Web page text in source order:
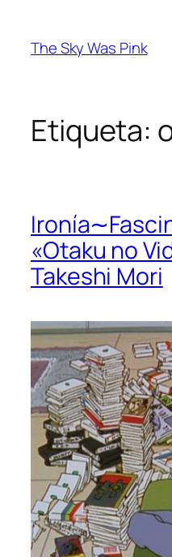
contenido
The Sky Was Pink
Etiqueta:
«Otaku no
Takeshi Mori